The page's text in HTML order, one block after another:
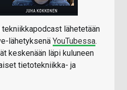
lähetetään
lähetyksenä YouTubessa.
keskenään läpi kuluneen
tietotekniikka- ja